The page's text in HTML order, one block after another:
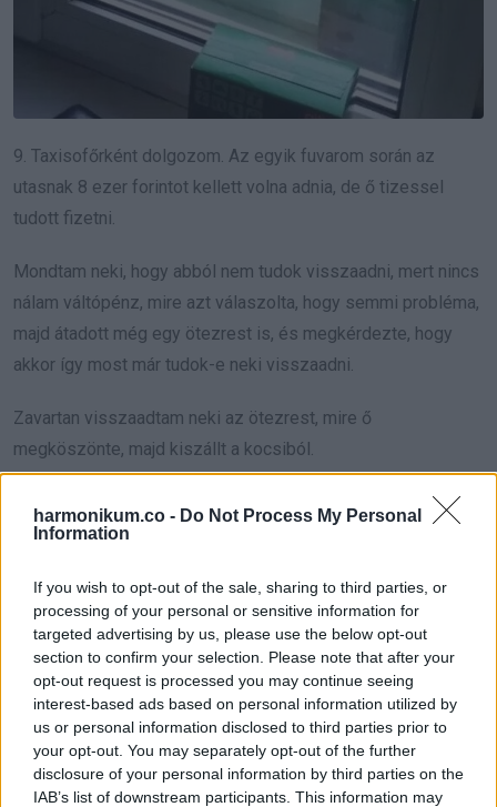
harmonikum.co - Do Not Process My Personal
Information
If you wish to opt-out of the sale, sharing to third parties, or
processing of your personal or sensitive information for
targeted advertising by us, please use the below opt-out
section to confirm your selection. Please note that after your
opt-out request is processed you may continue seeing
interest-based ads based on personal information utilized by
us or personal information disclosed to third parties prior to
your opt-out. You may separately opt-out of the further
disclosure of your personal information by third parties on the
IAB’s list of downstream participants. This information may
9. Taxisofőrként dolgozom. Az egyik fuvarom során az
utasnak 8 ezer forintot kellett volna adnia, de ő tizessel
tudott fizetni.
Mondtam neki, hogy abból nem tudok visszaadni, mert nincs
nálam váltópénz, mire azt válaszolta, hogy semmi probléma,
majd átadott még egy ötezrest is, és megkérdezte, hogy
akkor így most már tudok-e neki visszaadni.
Zavartan visszaadtam neki az ötezrest, mire ő
megköszönte, majd kiszállt a kocsiból.
10. A barátomnak halvány lila gőze sincs róla, hogy hogyan is
működik a rizsfőzőnk: